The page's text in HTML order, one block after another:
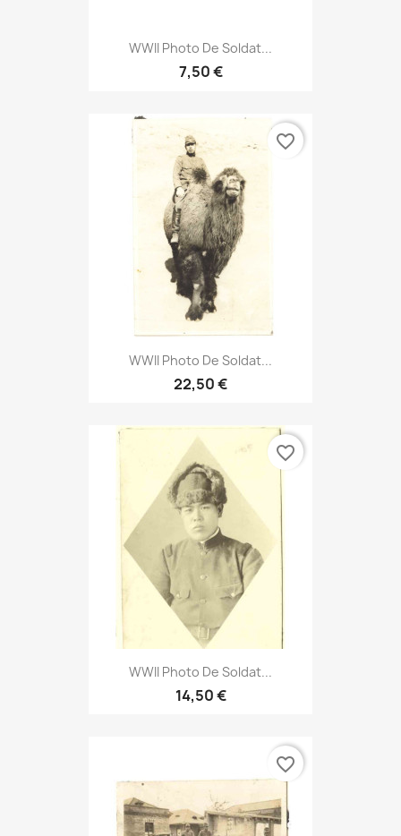
WWII Photo De Soldat...
7,50 €
WWII Photo De Soldat...
22,50 €
favorite_border
WWII Photo De Soldat...
14,50 €
favorite_border
favorite_border